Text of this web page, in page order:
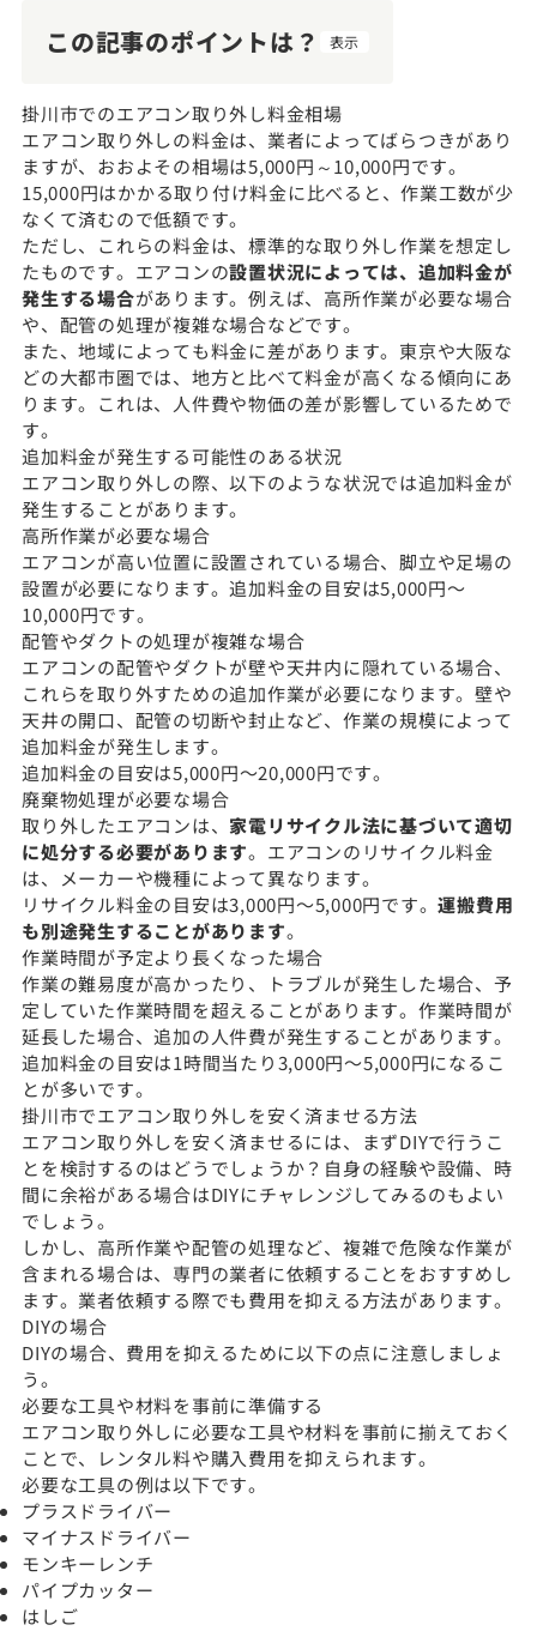
この記事のポイントは？ 表示
掛川市でのエアコン取り外し料金相場
エアコン取り外しの料金は、業者によってばらつきがあり
ますが、おおよその相場は5,000円～10,000円です。
15,000円はかかる取り付け料金に比べると、作業工数が少
なくて済むので低額です。
ただし、これらの料金は、標準的な取り外し作業を想定し
たものです。エアコンの設置状況によっては、追加料金が
発生する場合があります。例えば、高所作業が必要な場合
や、配管の処理が複雑な場合などです。
また、地域によっても料金に差があります。東京や大阪な
どの大都市圏では、地方と比べて料金が高くなる傾向にあ
ります。これは、人件費や物価の差が影響しているためで
す。
追加料金が発生する可能性のある状況
エアコン取り外しの際、以下のような状況では追加料金が
発生することがあります。
高所作業が必要な場合
エアコンが高い位置に設置されている場合、脚立や足場の
設置が必要になります。追加料金の目安は5,000円〜
10,000円です。
配管やダクトの処理が複雑な場合
エアコンの配管やダクトが壁や天井内に隠れている場合、
これらを取り外すための追加作業が必要になります。壁や
天井の開口、配管の切断や封止など、作業の規模によって
追加料金が発生します。
追加料金の目安は5,000円〜20,000円です。
廃棄物処理が必要な場合
取り外したエアコンは、 家電リサイクル法に基づいて適切
に処分する必要があります。エアコンのリサイクル料金
は、メーカーや機種によって異なります。
リサイクル料金の目安は3,000円〜5,000円です。運搬費用
も別途発生することがあります。
作業時間が予定より長くなった場合
作業の難易度が高かったり、トラブルが発生した場合、予
定していた作業時間を超えることがあります。作業時間が
延長した場合、追加の人件費が発生することがあります。
追加料金の目安は1時間当たり3,000円〜5,000円になるこ
とが多いです。
掛川市でエアコン取り外しを安く済ませる方法
エアコン取り外しを安く済ませるには、まずDIYで行うこ
とを検討するのはどうでしょうか？自身の経験や設備、時
間に余裕がある場合はDIYにチャレンジしてみるのもよい
でしょう。
しかし、高所作業や配管の処理など、複雑で危険な作業が
含まれる場合は、専門の業者に依頼することをおすすめし
ます。業者依頼する際でも費用を抑える方法があります。
DIYの場合
DIYの場合、費用を抑えるために以下の点に注意しましょ
う。
必要な工具や材料を事前に準備する
エアコン取り外しに必要な工具や材料を事前に揃えておく
ことで、レンタル料や購入費用を抑えられます。
必要な工具の例は以下です。
プラスドライバー
マイナスドライバー
モンキーレンチ
パイプカッター
はしご